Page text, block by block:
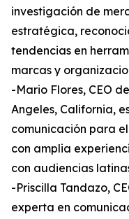
investigación de
estratégica,
tendencias en
marcas y
-Mario Flores, CEO
Angeles, California,
comunicación para el
con amplia
con audiencias
-Priscilla Tandazo,
experta en